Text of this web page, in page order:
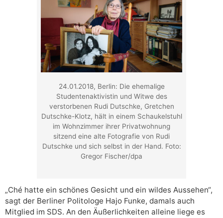
24.01.2018, Berlin: Die ehemalige
Studentenaktivistin und Witwe des
verstorbenen Rudi Dutschke, Gretchen
Dutschke-Klotz, hält in einem Schaukelstuhl
im Wohnzimmer ihrer Privatwohnung
sitzend eine alte Fotografie von Rudi
Dutschke und sich selbst in der Hand. Foto:
Gregor Fischer/dpa
„Ché hatte ein schönes Gesicht und ein wildes Aussehen“,
sagt der Berliner Politologe Hajo Funke, damals auch
Mitglied im SDS. An den Äußerlichkeiten alleine liege es